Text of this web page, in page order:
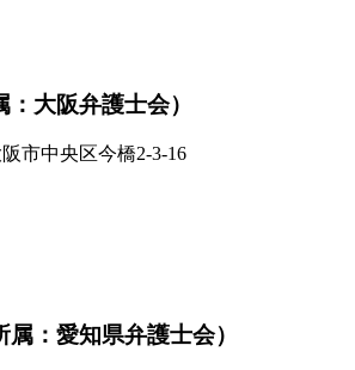
：大阪弁護士会）
市中央区今橋2-3-16
属：愛知県弁護士会）